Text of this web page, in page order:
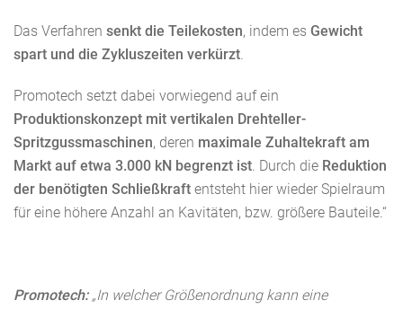
Das Verfahren senkt die Teilekosten, indem es Gewicht
spart und die Zykluszeiten verkürzt.
Promotech setzt dabei vorwiegend auf ein
Produktionskonzept mit vertikalen Drehteller-
Spritzgussmaschinen, deren maximale Zuhaltekraft am
Markt auf etwa 3.000 kN begrenzt ist. Durch die Reduktion
der benötigten Schließkraft entsteht hier wieder Spielraum
für eine höhere Anzahl an Kavitäten, bzw. größere Bauteile.“
Promotech:„In welcher Größenordnung kann eine